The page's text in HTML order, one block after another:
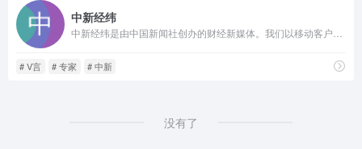
中新经纬
# V言 # 专家 # 中新
没有了